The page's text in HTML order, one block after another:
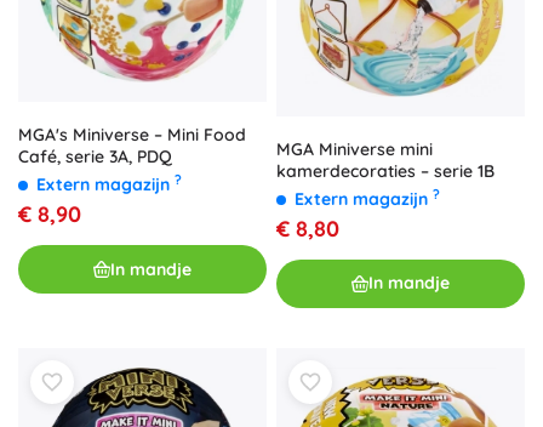
MGA's Miniverse – Mini Food
Café, serie 3A, PDQ
Extern magazijn ?
€ 8,90
In mandje
MGA Miniverse mini
kamerdecoraties – serie 1B
Extern magazijn ?
€ 8,80
In mandje